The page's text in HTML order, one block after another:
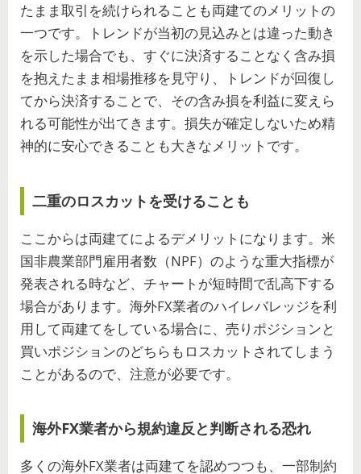
たまま取引を続けられることも両建てのメリットの
一つです。トレンドが当初の見込みとは違った動き
を示した場合でも、すぐに決済することなく含み損
を抱えたまま相場推移を見守り、トレンドが回復し
てから決済することで、その含み損を利益に変えら
れる可能性が出てきます。損失が確定しないため精
神的に安心できることも大きなメリットです。
二重のロスカットを受けることも
ここからは両建てによるデメリットになります。米
国非農業部門雇用者数（NPF）のような重大指標が
発表される時など、チャートが短時間で乱高下する
場合があります。海外FX業者のハイレバレッジを利
用して両建てをしている場合に、売りポジションと
買いポジションのどちらもロスカットされてしまう
ことがあるので、注意が必要です。
海外FX業者から規約違反と判断される恐れ
多くの海外FX業者は両建てを認めつつも、一部制約